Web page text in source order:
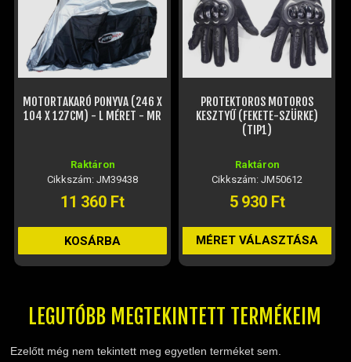
MOTORTAKARÓ PONYVA (246 X
104 X 127CM) - L MÉRET - MR
Raktáron
Cikkszám: JM39438
11 360 Ft
KOSÁRBA
PROTEKTOROS MOTOROS
KESZTYŰ (FEKETE-SZÜRKE)
(TIP1)
Raktáron
Cikkszám: JM50612
5 930 Ft
MÉRET VÁLASZTÁSA
LEGUTÓBB MEGTEKINTETT TERMÉKEIM
Ezelőtt még nem tekintett meg egyetlen terméket sem.